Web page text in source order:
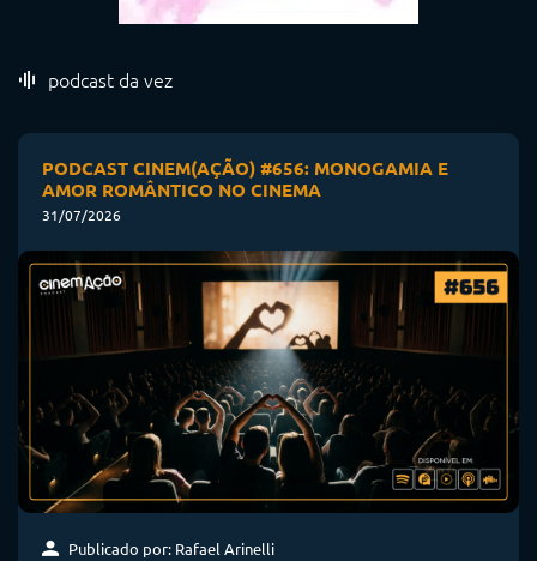
podcast da vez
PODCAST CINEM(AÇÃO) #656: MONOGAMIA E
AMOR ROMÂNTICO NO CINEMA
31/07/2026
Publicado por: Rafael Arinelli